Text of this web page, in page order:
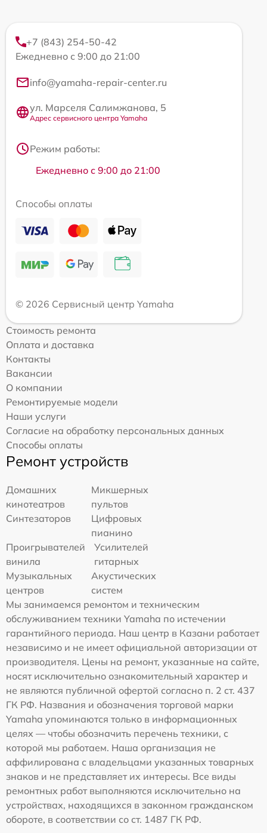
+7 (843) 254-50-42
Ежедневно с 9:00 до 21:00
info@yamaha-repair-center.ru
ул. Марселя Салимжанова, 5
Адрес сервисного центра Yamaha
Режим работы:
Ежедневно с 9:00 до 21:00
Способы оплаты
© 2026 Сервисный центр Yamaha
Стоимость ремонта
Оплата и доставка
Контакты
Вакансии
О компании
Ремонтируемые модели
Наши услуги
Согласие на обработку персональных данных
Способы оплаты
Ремонт устройств
Домашних
кинотеатров
Микшерных
пультов
Синтезаторов
Цифровых
пианино
Проигрывателей
винила
Усилителей
гитарных
Музыкальных
центров
Акустических
систем
Мы занимаемся ремонтом и техническим
обслуживанием техники Yamaha по истечении
гарантийного периода. Наш центр в Казани работает
независимо и не имеет официальной авторизации от
производителя. Цены на ремонт, указанные на сайте,
носят исключительно ознакомительный характер и
не являются публичной офертой согласно п. 2 ст. 437
ГК РФ. Названия и обозначения торговой марки
Yamaha упоминаются только в информационных
целях — чтобы обозначить перечень техники, с
которой мы работаем. Наша организация не
аффилирована с владельцами указанных товарных
знаков и не представляет их интересы. Все виды
ремонтных работ выполняются исключительно на
устройствах, находящихся в законном гражданском
обороте, в соответствии со ст. 1487 ГК РФ.